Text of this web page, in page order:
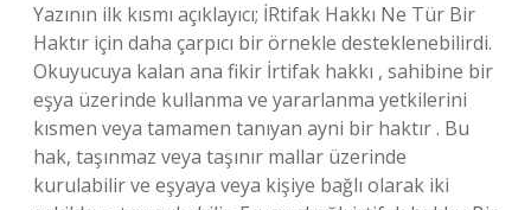
Yazının ilk kısmı açıklayıcı; İRtifak Hakkı Ne Tür Bir
Haktır için daha çarpıcı bir örnekle desteklenebilirdi.
Okuyucuya kalan ana fikir İrtifak hakkı , sahibine bir
eşya üzerinde kullanma ve yararlanma yetkilerini
kısmen veya tamamen tanıyan ayni bir haktır . Bu
hak, taşınmaz veya taşınır mallar üzerinde
kurulabilir ve eşyaya veya kişiye bağlı olarak iki